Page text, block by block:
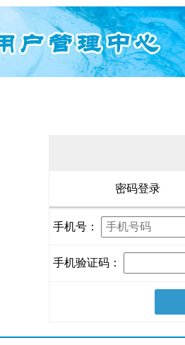
密码登录
手机号：
手机验证码：